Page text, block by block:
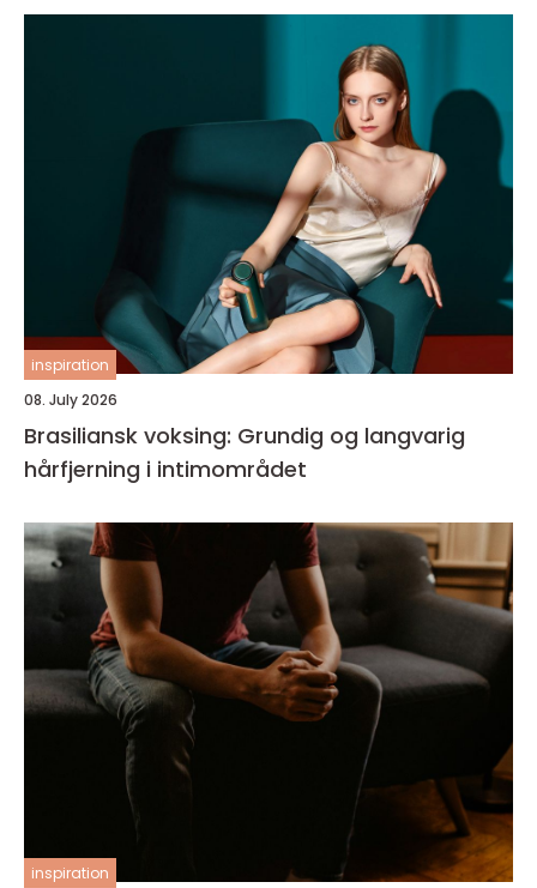
inspiration
08. July 2026
Brasiliansk voksing: Grundig og langvarig
hårfjerning i intimområdet
inspiration